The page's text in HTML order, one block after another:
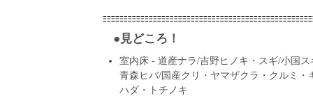
●見どころ！
室内床 - 道産ナラ/吉野ヒノキ・スギ/小国ス
青森ヒバ/国産クリ・ヤマザクラ・クルミ・
ハダ・トチノキ